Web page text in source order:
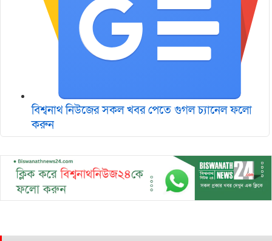
বিশ্বনাথ নিউজের সকল খবর পেতে গুগল চ‌্যানেল ফলো
করুন